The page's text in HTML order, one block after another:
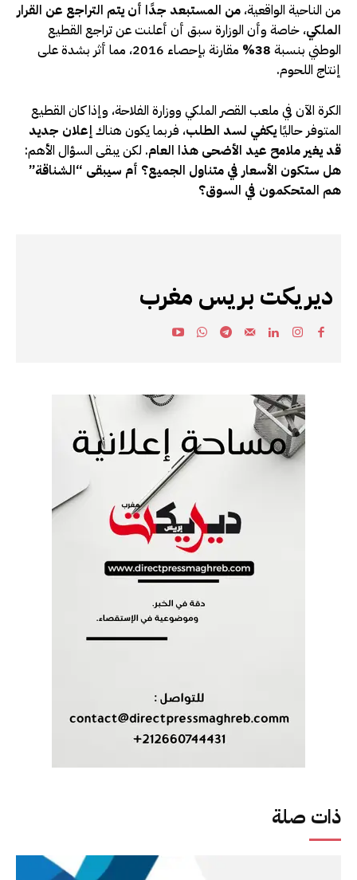
ذات صلة
من الناحية الواقعية، من المستبعد جدًا أن يتم التراجع عن القرار
الملكي، خاصة وأن الوزارة سبق أن أعلنت عن تراجع القطيع
الوطني بنسبة 38%
مقارنة بإحصاء 2016، مما أثر بشدة على
إنتاج اللحوم.
الكرة الآن في ملعب القصر الملكي ووزارة الفلاحة، وإذا كان القطيع
المتوفر حاليًايكفي لسد الطلب، فربما يكون هناكإعلان جديد
قد يغير ملامح عيد الأضحى هذا العام. لكن يبقى السؤال الأهم:
هل ستكون الأسعار في متناول الجميع؟ أم سيبقى “الشناقة”
هم المتحكمون في السوق؟
ديريكت بريس مغرب